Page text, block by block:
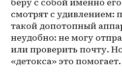
смотрят с удивлением:
такой допотопный
неудобно: не могу
или проверить почту. Но
«детокса» это помогает.